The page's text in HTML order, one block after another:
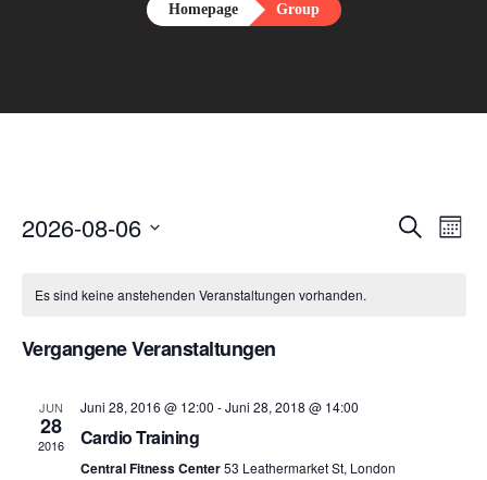
Homepage Group
Suche
Month
2026-08-06
Es sind keine anstehenden Veranstaltungen vorhanden.
Vergangene Veranstaltungen
JUN
28
2016
Juni 28, 2016 @ 12:00 -Juni 28, 2018 @ 14:00
Cardio Training
Central Fitness Center53 Leathermarket St, London